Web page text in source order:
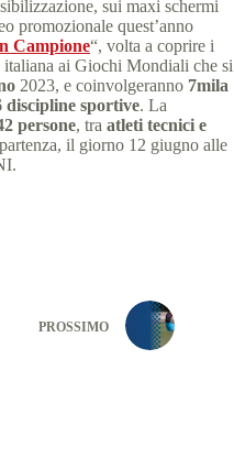
sui maxi schermi
promozionale quest’anno
Campione“, volta a coprire i
italiana ai Giochi Mondiali che si
2023, e coinvolgeranno 7mila
discipline sportive. La
persone, tra atleti tecnici e
il giorno 12 giugno alle
PROSSIMO